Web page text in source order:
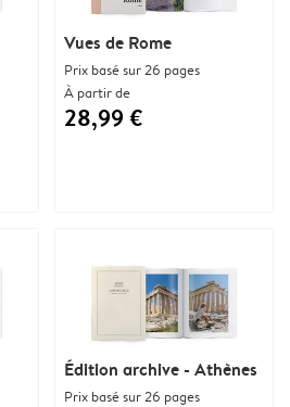
Vues de Rome
Prix basé sur 26 pages
À partir de
28,99 €
Édition archive - Athènes
Prix basé sur 26 pages